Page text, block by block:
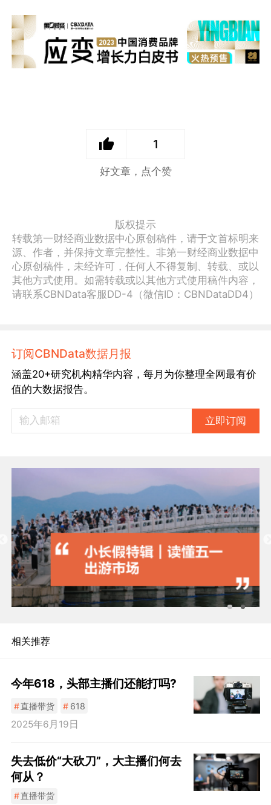
1
好文章，点个赞
版权提示
转载第一财经商业数据中心原创稿件，请于文首标明来
源、作者，并保持文章完整性。非第一财经商业数据中
心原创稿件，未经许可，任何人不得复制、转载、或以
其他方式使用。如需转载或以其他方式使用稿件内容，
请联系CBNData客服DD-4（微信ID：CBNDataDD4）
订阅CBNData数据月报
涵盖20+研究机构精华内容，每月为你整理全网最有价
值的大数据报告。
立即订阅
相关推荐
今年618，头部主播们还能打吗?
#直播带货 # 618
2025年6月19日
失去低价“大砍刀”，大主播们何去
何从？
#直播带货